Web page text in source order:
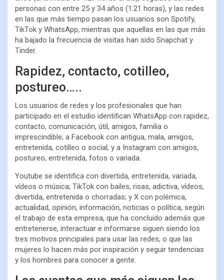
personas con entre 25 y 34 años (1:21 horas), y las redes
en las que más tiempo pasan los usuarios son Spotify,
TikTok y WhatsApp, mientras que aquellas en las que más
ha bajado la frecuencia de visitas han sido Snapchat y
Tinder.
Rapidez, contacto, cotilleo,
postureo…..
Los usuarios de redes y los profesionales que han
participado en el estudio identifican WhatsApp con rapidez,
contacto, comunicación, útil, amigos, familia o
imprescindible; a Facebook con antigua, mala, amigos,
entretenida, cotilleo o social; y a Instagram con amigos,
postureo, entretenida, fotos o variada.
Youtube se identifica con divertida, entretenida, variada,
vídeos o música; TikTok con bailes, risas, adictiva, vídeos,
divertida, entretenida o chorradas; y X con polémica,
actualidad, opinión, información, noticias o política, según
el trabajo de esta empresa, que ha concluido además que
entretenerse, interactuar e informarse siguen siendo los
tres motivos principales para usar las redes, o que las
mujeres lo hacen más por inspiración y seguir tendencias
y los hombres para conocer a gente.